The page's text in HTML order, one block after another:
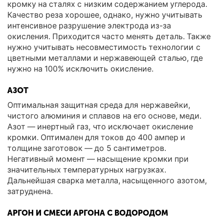
кромку на сталях с низким содержанием углерода.
Качество реза хорошее, однако, нужно учитывать
интенсивное разрушение электрода из-за
окисления. Приходится часто менять деталь. Также
нужно учитывать несовместимость технологии с
цветными металлами и нержавеющей сталью, где
нужно на 100% исключить окисление.
АЗОТ
Оптимальная защитная среда для нержавейки,
чистого алюминия и сплавов на его основе, меди.
Азот — инертный газ, что исключает окисление
кромки. Оптимален для токов до 400 ампер и
толщине заготовок — до 5 сантиметров.
Негативный момент — насыщение кромки при
значительных температурных нагрузках.
Дальнейшая сварка металла, насыщенного азотом,
затруднена.
АРГОН И СМЕСИ АРГОНА С ВОДОРОДОМ